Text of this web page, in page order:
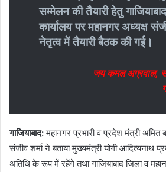
सम्मेलन की तैयारी हेतु
कार्यालय पर महानगर अध्यक्ष
नेतृत्व में तैयारी बैठक की गई।
जय कमल अग्रवाल, सह
गाजियाबाद:महानगर प्रभारी व प्रदेश मंत्री अमित
संजीव शर्मा ने बताया मुख्यमंत्री योगी आदित्यनाथ
अतिथि के रूप में रहेंगे तथा गाजियाबाद जिला व